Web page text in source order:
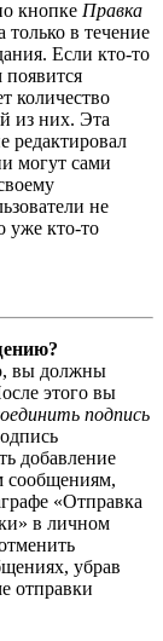
кнопке Правка
в течение
Если кто-то
количество
из них. Эта
редактировал
могут сами
не
уже кто-то
вы должны
этого вы
подпись
добавление
сообщениям,
«Отправка
в личном
убрав
отправки